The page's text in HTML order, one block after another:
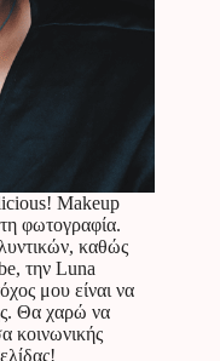
Makeup
φωτογραφία.
καθώς
την Luna
μου είναι να
Θα χαρώ να
κοινωνικής